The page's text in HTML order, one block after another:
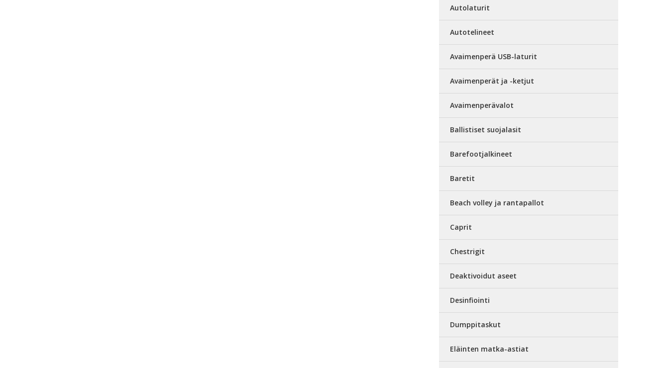
Autolaturit
Autotelineet
Avaimenperä USB-laturit
Avaimenperät ja -ketjut
Avaimenperävalot
Ballistiset suojalasit
Barefootjalkineet
Baretit
Beach volley ja rantapallot
Caprit
Chestrigit
Deaktivoidut aseet
Desinfiointi
Dumppitaskut
Eläinten matka-astiat